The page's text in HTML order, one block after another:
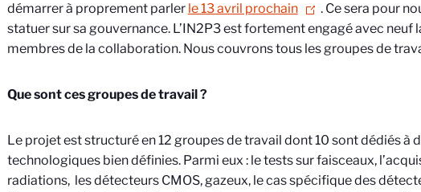
démarrer à proprement parler le 13 avril prochain
. Ce sera pour
statuer sur sa gouvernance. L’IN2P3 est fortement engagé avec neuf
membres de la collaboration. Nous couvrons tous les groupes de
Que sont ces groupes de travail ?
Le projet est structuré en 12 groupes de travail dont 10 sont dédiés à
technologiques bien définies. Parmi eux : le tests sur faisceaux,
radiations, les détecteurs CMOS, gazeux, le cas spécifique des